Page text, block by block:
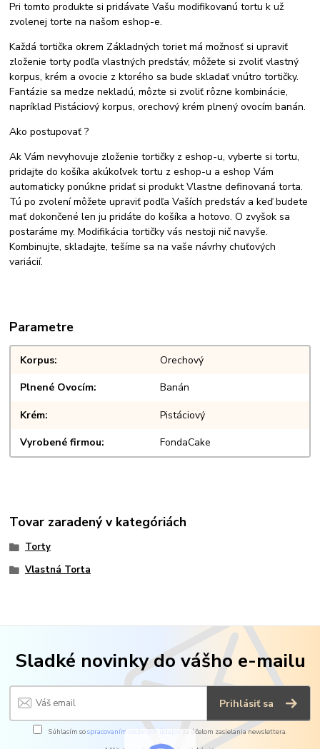
Pri tomto produkte si pridávate Vašu modifikovanú tortu k už
zvolenej torte na našom eshop-e.
Každá tortička okrem Základných toriet má možnosť si upraviť
zloženie torty podľa vlastných predstáv, môžete si zvoliť vlastný
korpus, krém a ovocie z ktorého sa bude skladať vnútro tortičky.
Fantázie sa medze nekladú, môzte si zvoliť rôzne kombinácie,
napríklad Pistáciový korpus, orechový krém plnený ovocím banán.
Ako postupovať ?
Ak Vám nevyhovuje zloženie tortičky z eshop-u, vyberte si tortu,
pridajte do košíka akúkoľvek tortu z eshop-u a eshop Vám
automaticky ponúkne pridať si produkt Vlastne definovaná torta.
Tú po zvolení môžete upraviť podľa Vaších predstáv a keď budete
mať dokončené len ju pridáte do košíka a hotovo. O zvyšok sa
postaráme my. Modifikácia tortičky vás nestoji nič navyše.
Kombinujte, skladajte, tešíme sa na vaše návrhy chuťových
variácií.
Parametre
Korpus Orechový
Plnené Ovocím Banán
Krém Pistáciový
Vyrobené firmou FondaCake
Tovar zaradený v kategóriách
Torty
Vlastná Torta
Sladké novinky do vášho e-mailu
Prihlásiť sa
Súhlasím sospracovaním osobných údajov za účelom zasielania newslettera.